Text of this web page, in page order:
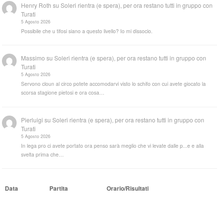
Henry Roth suSoleri rientra (e spera), per ora restano tutti in gruppo con
Turati
5 Agosto 2026
Possibile che u tifosi siano a questo livello? Io mi dissocio.
Massimo suSoleri rientra (e spera), per ora restano tutti in gruppo con
Turati
5 Agosto 2026
Servono cloun al circo potete accomodarvi visto lo schifo con cui avete giocato la
scorsa stagione pietosi e ora cosa…
Pierluigi suSoleri rientra (e spera), per ora restano tutti in gruppo con
Turati
5 Agosto 2026
In lega pro ci avete portato ora penso sarà meglio che vi levate dalle p...e e alla
svelta prima che…
Data Partita Orario/Risultati